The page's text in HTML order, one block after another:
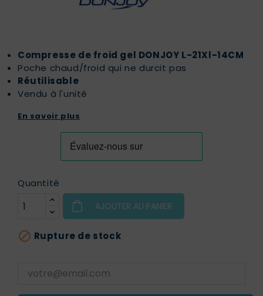
Compresse de froid gel DONJOY L-21Xl-14CM
Poche chaud/froid qui ne durcit pas
Réutilisable
Vendu à l'unité
En savoir plus
Quantité
AJOUTER AU PANIER
 Rupture de stock